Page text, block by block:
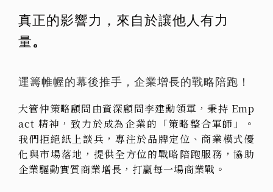
真正的影響力，來自於讓他人有力
量。
運籌帷幄的幕後推手，企業增長的戰略陪跑！
大管仲策略顧問由資深顧問李建勳領軍，秉持 Emp
act 精神，致力於成為企業的「策略整合軍師」。
我們拒絕紙上談兵，專注於品牌定位、商業模式優
化與市場落地，提供全方位的戰略陪跑服務，協助
企業驅動實質商業增長，打贏每一場商業戰。